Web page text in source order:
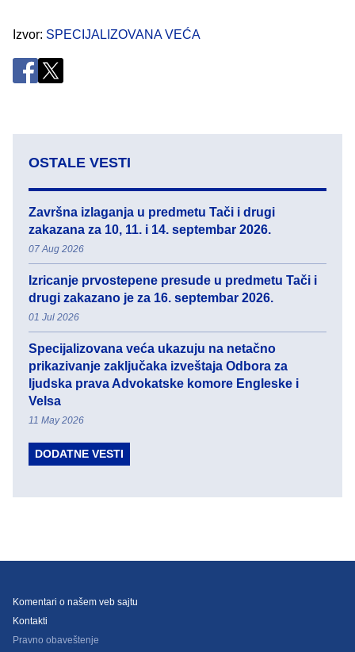
Izvor SPECIJALIZOVANA VEĆA
OSTALE VESTI
Završna izlaganja u predmetu Tači i drugi
zakazana za 10, 11. i 14. septembar 2026.
07 Aug 2026
Izricanje prvostepene presude u predmetu Tači i
drugi zakazano je za 16. septembar 2026.
01 Jul 2026
Specijalizovana veća ukazuju na netačno
prikazivanje zaključaka izveštaja Odbora za
ljudska prava Advokatske komore Engleske i
Velsa
11 May 2026
DODATNE VESTI
Komentari o našem veb sajtu
Kontakti
Pravno obaveštenje